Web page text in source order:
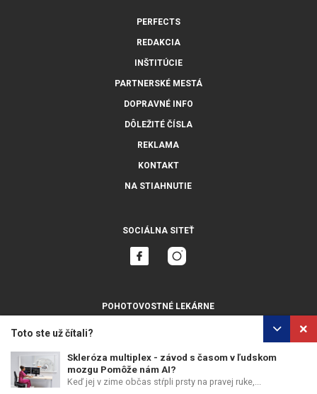
Toto ste už čítali?
Skleróza multiplex - závod s časom v ľudskom
mozgu Pomôže nám AI?
Keď jej v zime občas stŕpli prsty na pravej ruke,...
PERFECTS
REDAKCIA
INŠTITÚCIE
PARTNERSKÉ MESTÁ
DOPRAVNÉ INFO
DÔLEŽITÉ ČÍSLA
REKLAMA
KONTAKT
NA STIAHNUTIE
SOCIÁLNA SITEŤ
POHOTOVOSTNÉ LEKÁRNE
OCHRANA OSOBNÝCH ÚDAJOV POUŽÍVANIE COOKIES